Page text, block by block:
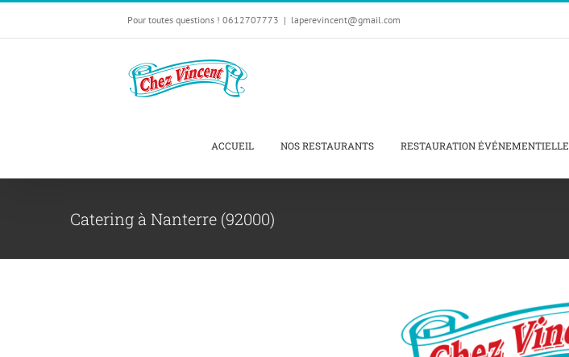
Pour toutes questions ! 0612707773 | laperevincent@gmail.com
ACCUEIL NOS RESTAURANTS RESTAURATION ÉVÉNEMENTIELLE
Catering à Nanterre (92000)